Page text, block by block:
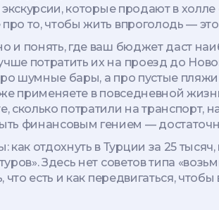
которые продают в
то, чтобы жить впроголодь —
и понять, где ваш бюджет даст
потратить их на проезд до
шумные бары, а про пустые пляжи
применяете в повседневной
потратили на транспорт,
финансовым гением —
отдохнуть в Турции за 25
Здесь нет советов типа
есть и как передвигаться,